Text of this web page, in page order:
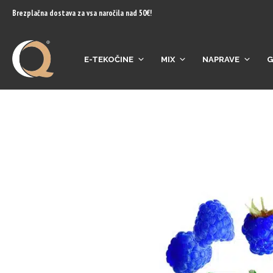
content
Brezplačna dostava za vsa naročila nad 50€!
E-TEKOČINE MIX NAPRAVE